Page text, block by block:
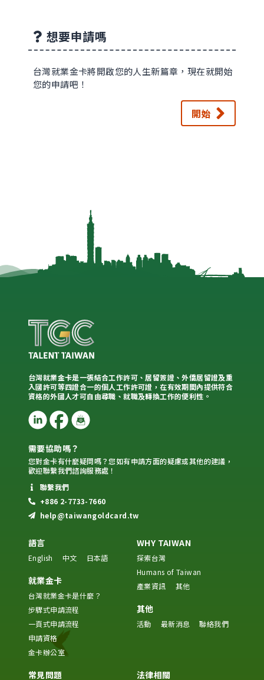
想要申請嗎
台灣就業金卡將開啟您的人生新篇章，現在就開始
您的申請吧！
開始
台灣就業金卡是一張結合工作許可、居留簽證、外僑居留證及重
入國許可等四證合一的個人工作許可證，在有效期間內提供符合
資格的外國人才可自由尋職、就職及轉換工作的便利性。
需要協助嗎？
您對金卡有什麼疑問嗎？您如有申請方面的疑慮或其他的建議，
歡迎聯繫我們諮詢服務處！
聯繫我們
+886 2-7733-7660
help@taiwangoldcard.tw
語言
English 中文 日本語
就業金卡
台灣就業金卡是什麼？
步驟式申請流程
一頁式申請流程
申請資格
金卡辦公室
WHY TAIWAN
探索台灣
Humans of Taiwan
產業資訊
其他
其他
活動 最新消息 聯絡我們
常見問題 法律相關